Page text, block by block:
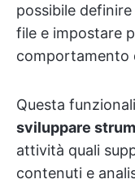
possibile
file e impostare
comportamento
Questa
sviluppare
attività quali
contenuti e